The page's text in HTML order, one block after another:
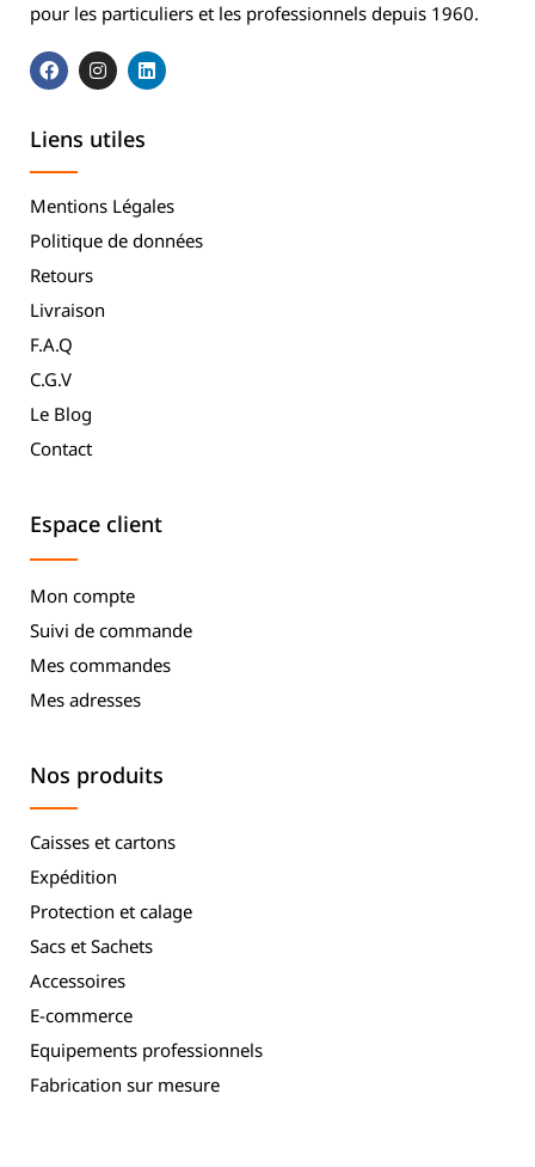
pour les particuliers et les professionnels depuis 1960.
Liens utiles
Mentions Légales
Politique de données
Retours
Livraison
F.A.Q
C.G.V
Le Blog
Contact
Espace client
Mon compte
Suivi de commande
Mes commandes
Mes adresses
Nos produits
Caisses et cartons
Expédition
Protection et calage
Sacs et Sachets
Accessoires
E-commerce
Equipements professionnels
Fabrication sur mesure